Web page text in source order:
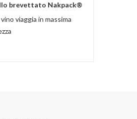
brevettato Nakpack®
viaggia in massima